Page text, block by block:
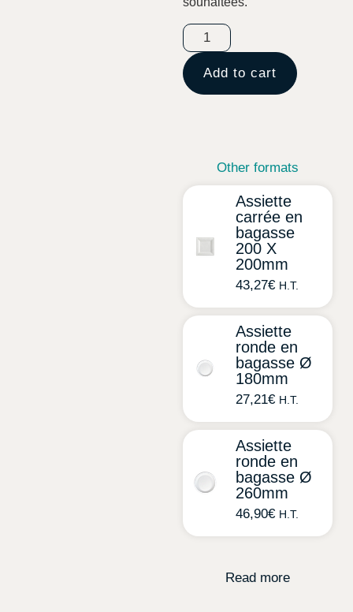
Add to cart
Other formats
Read more
Assiette
carrée en
bagasse
200 X
200mm
43,27€ H.T.
Assiette
ronde en
bagasse Ø
180mm
27,21€ H.T.
Assiette
ronde en
bagasse Ø
260mm
46,90€ H.T.